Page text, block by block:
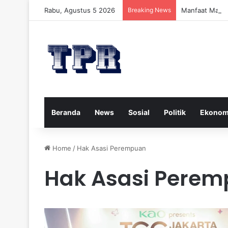
Rabu, Agustus 5 2026 Breaking News Manfaat
Beranda News Sosial Politik
Home / Hak Asasi Perempuan
Hak Asasi